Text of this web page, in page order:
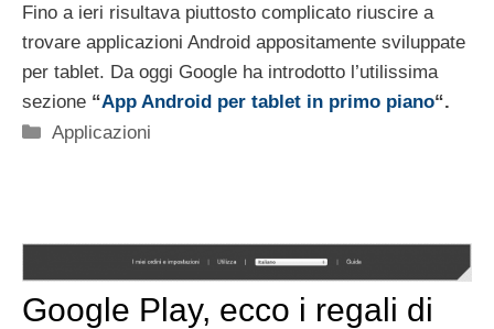
Fino a ieri risultava piuttosto complicato riuscire a
trovare applicazioni Android appositamente sviluppate
per tablet. Da oggi Google ha introdotto l’utilissima
sezione “App Android per tablet in primo piano“.
Categorie
Applicazioni
Google Play, ecco i regali di